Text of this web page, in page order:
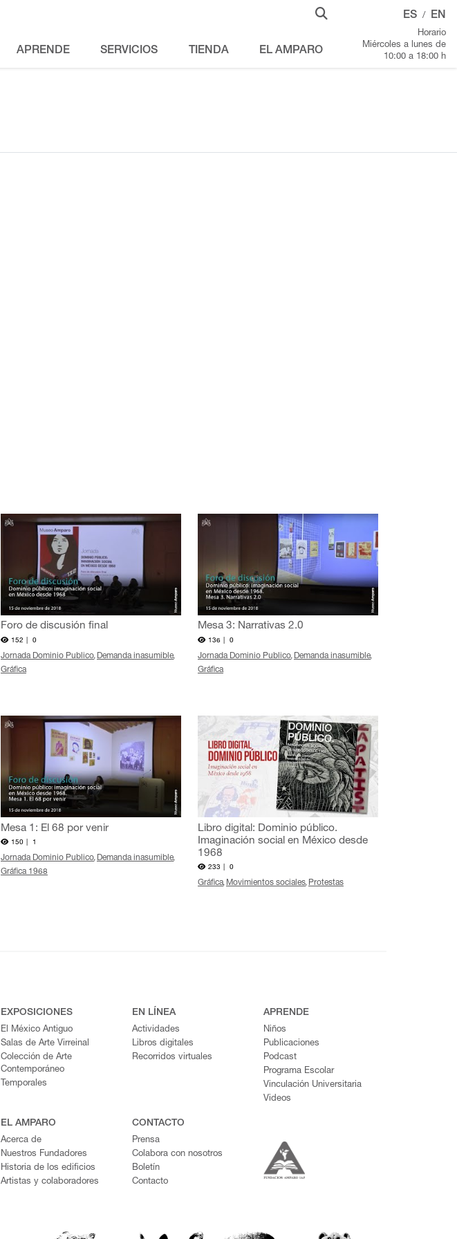
APRENDE SERVICIOS TIENDA EL AMPARO
ES / EN
Horario
Miércoles a lunes de
10:00 a 18:00 h
Foro de discusión final
152 | 0
Jornada Dominio Publico Demanda inasumible
Gráfica
Mesa 3: Narrativas 2.0
136 | 0
Jornada Dominio Publico Demanda inasumible
Gráfica
Mesa 1: El 68 por venir
150 | 1
Jornada Dominio Publico Demanda inasumible
Gráfica 1968
Libro digital: Dominio público.
Imaginación social en México desde
1968
233 | 0
Gráfica Movimientos sociales Protestas
EXPOSICIONES
El México Antiguo
Salas de Arte Virreinal
Colección de Arte
Contemporáneo
Temporales
EN LÍNEA
Actividades
Libros digitales
Recorridos virtuales
APRENDE
Niños
Publicaciones
Podcast
Programa Escolar
Vinculación Universitaria
Videos
EL AMPARO
Acerca de
Nuestros Fundadores
Historia de los edificios
Artistas y colaboradores
CONTACTO
Prensa
Colabora con nosotros
Boletín
Contacto